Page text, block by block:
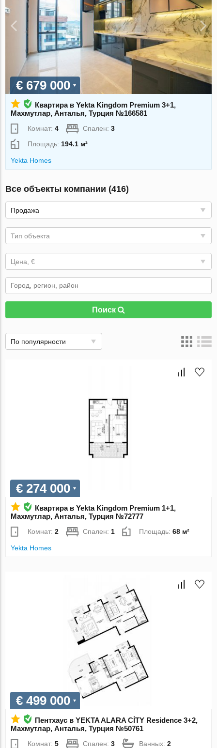
€ 679 000
Квартира в Yekta Kingdom Premium 3+1,
Махмутлар, Анталья, Турция №166581
Комнат:4 Спален:3
Площадь: 194.1 м²
Yekta Homes
Все объекты компании (416)
Продажа
Тип объекта
Цена, €
Поиск
По популярности
€ 274 000
Квартира в Yekta Kingdom Premium 1+1,
Махмутлар, Анталья, Турция №72777
Комнат:2 Спален: 1 Площадь:68 м²
Yekta Homes
€ 499 000
Пентхаус в YEKTA ALARA CİTY Residence 3+2,
Махмутлар, Анталья, Турция №50761
Комнат:5 Спален:3 Ванных:2